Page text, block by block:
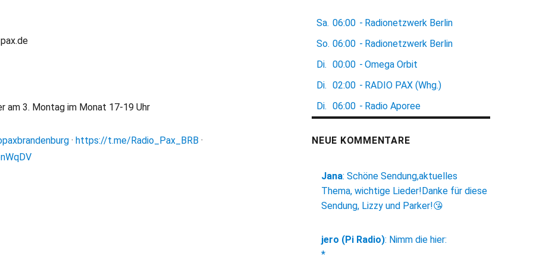
am 3. Montag im Monat 17-19 Uhr
· https://t.me/Radio_Pax_BRB ·
Sa. 06:00 - Radionetzwerk Berlin
So. 06:00 - Radionetzwerk Berlin
Di. 00:00 - Omega Orbit
Di. 02:00 - RADIO PAX (Whg.)
Di. 06:00 - Radio Aporee
NEUE KOMMENTARE
Jana: Schöne Sendung,aktuelles
Thema, wichtige Lieder!Danke für diese
Sendung, Lizzy und Parker!😘
jero (Pi Radio): Nimm die hier:
*